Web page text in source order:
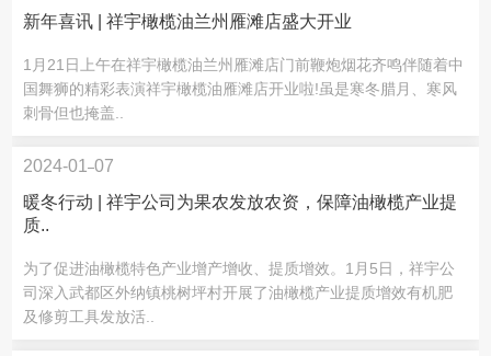
新年喜讯 | 祥宇橄榄油兰州雁滩店盛大开业
1月21日上午在祥宇橄榄油兰州雁滩店门前鞭炮烟花齐鸣伴随着中
国舞狮的精彩表演祥宇橄榄油雁滩店开业啦!虽是寒冬腊月、寒风
刺骨但也掩盖..
07
2024-01
暖冬行动 | 祥宇公司为果农发放农资，保障油橄榄产业提
质..
为了促进油橄榄特色产业增产增收、提质增效。1月5日，祥宇公
司深入武都区外纳镇桃树坪村开展了油橄榄产业提质增效有机肥
及修剪工具发放活..